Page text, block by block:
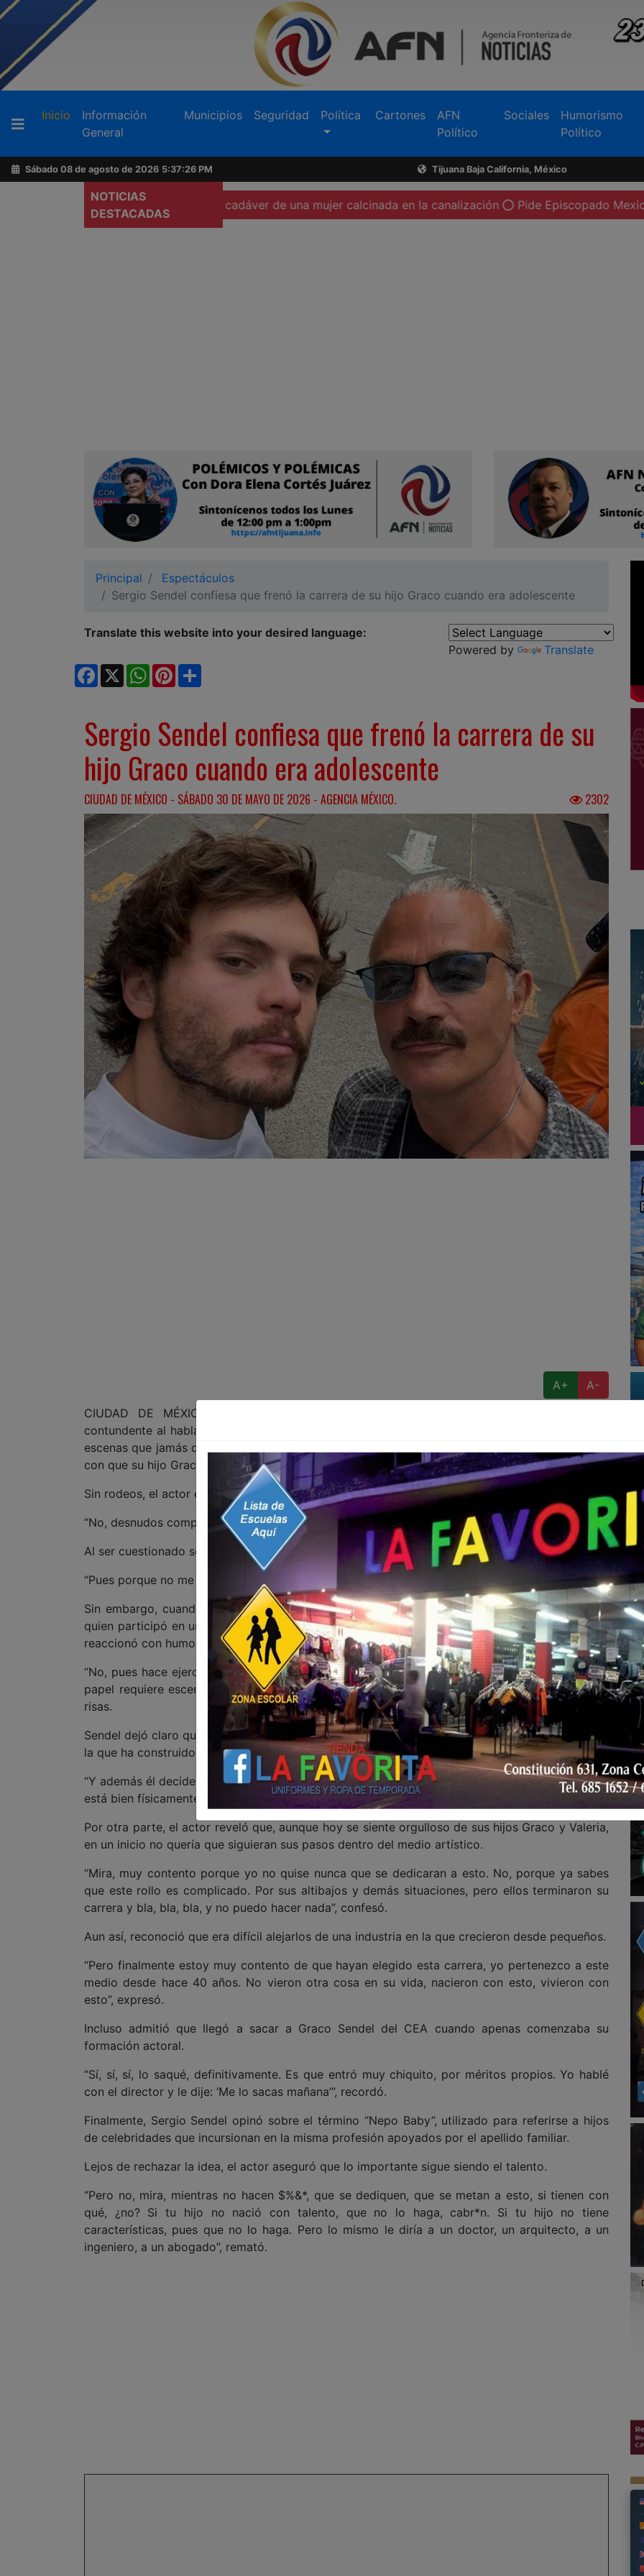
Inicio (current)
Información
General
Municipios Seguridad Política Cartones
AFN
Político
Sociales
Humorismo
Político
Sábado 08 de agosto de 2026 5:37:28 PM Tijuana Baja California, México
NOTICIAS
DESTACADAS
Localizan cadáver de una mujer calcinada en la canalización Pide Episcopado Mexicano a Pietro
Principal
Espectáculos
Sergio Sendel confiesa que frenó la carrera de su hijo Graco cuando era adolescente
Translate this website into your desired language:
Powered by
Translate
Facebook
X WhatsApp
Pinterest
Sergio Sendel confiesa que frenó la carrera de su
hijo Graco cuando era adolescente
CIUDAD DE MÉXICO - SÁBADO 30 DE MAYO DE 2026 - AGENCIA MÉXICO. 2302
A+
A-
CIUDAD DE MÉXICO 30 DE MAYO DE 2026 (AGENCIA MÉXICO).- Sergio Sendel fue
contundente al hablar sobre los desnudos en cine y televisión, dejando claro que es un tipo de
escenas que jamás quiso hacer a lo largo de su carrera, aunque confesó que no tiene problema
con que su hijo Graco sí acepte ese tipo de proyectos si el papel lo requiere.
Sin rodeos, el actor explicó su postura sobre mostrar de más en pantalla.
“No, desnudos completos nunca quise ni los haré”, afirmó tajante.
Al ser cuestionado sobre las razones de su decisión, respondió de manera directa:
“Pues porque no me gustaron nunca”.
Sin embargo, cuando los medios le preguntaron por las imágenes recientes de su hijo Graco,
quien participó en un proyecto donde aparece mostrando los glúteos, el villano de telenovelas
reaccionó con humor y total apertura.
“No, pues hace ejercicio, tiene buena nalga. No, mi hijo hace ejercicio, mi hijo está bien. Y si el
papel requiere escenas un poco así, bueno, pues ni modo que las haga, ¿no?”, comentó entre
risas.
Sendel dejó claro que respeta las decisiones profesionales de su hijo y destacó la disciplina con
la que ha construido su carrera.
“Y además él decide, ¿yo qué? Es un tipo disciplinado, pues él puede hacerlo. ¿Por qué? Porque
está bien físicamente”, añadió.
Por otra parte, el actor reveló que, aunque hoy se siente orgulloso de sus hijos Graco y Valeria,
en un inicio no quería que siguieran sus pasos dentro del medio artístico.
“Mira, muy contento porque yo no quise nunca que se dedicaran a esto. No, porque ya sabes
que este rollo es complicado. Por sus altibajos y demás situaciones, pero ellos terminaron su
carrera y bla, bla, bla, y no puedo hacer nada”, confesó.
Aun así, reconoció que era difícil alejarlos de una industria en la que crecieron desde pequeños.
“Pero finalmente estoy muy contento de que hayan elegido esta carrera, yo pertenezco a este
medio desde hace 40 años. No vieron otra cosa en su vida, nacieron con esto, vivieron con
esto”, expresó.
Incluso admitió que llegó a sacar a Graco Sendel del CEA cuando apenas comenzaba su
formación actoral.
“Sí, sí, sí, lo saqué, definitivamente. Es que entró muy chiquito, por méritos propios. Yo hablé
con el director y le dije: ‘Me lo sacas mañana’”, recordó.
Finalmente, Sergio Sendel opinó sobre el término “Nepo Baby”, utilizado para referirse a hijos
de celebridades que incursionan en la misma profesión apoyados por el apellido familiar.
Lejos de rechazar la idea, el actor aseguró que lo importante sigue siendo el talento.
“Pero no, mira, mientras no hacen $%&*, que se dediquen, que se metan a esto, si tienen con
qué, ¿no? Si tu hijo no nació con talento, que no lo haga, cabr*n. Si tu hijo no tiene
características, pues que no lo haga. Pero lo mismo le diría a un doctor, un arquitecto, a un
ingeniero, a un abogado”, remató.
Buscador
Acerca
de